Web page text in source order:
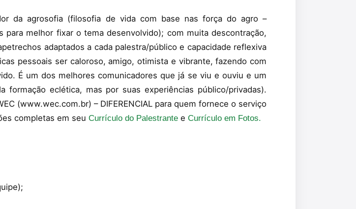
da agrosofia (filosofia de vida com base nas força do agro –
melhor fixar o tema desenvolvido); com muita descontração,
adaptados a cada palestra/público e capacidade reflexiva
pessoais ser caloroso, amigo, otimista e vibrante, fazendo com
É um dos melhores comunicadores que já se viu e ouviu e um
formação eclética, mas por suas experiências público/privadas).
(www.wec.com.br) – DIFERENCIAL para quem fornece o serviço
completas em seu Currículo do Palestrante e Currículo em Fotos.